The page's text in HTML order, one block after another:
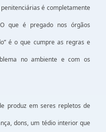
é completamente
que é pregado nos órgãos
é o que cumpre as regras e
no ambiente e com os
produz em seres repletos de
dons, um tédio interior que